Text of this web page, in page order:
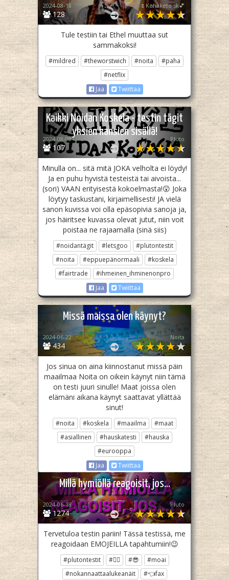
128
2024-08-18 🌷Kehäketo sk💕
Tule testiin tai Ethel muuttaa sut
sammakoksi!
#mildred #theworstwich #noita
#paha
#netflix
Jaa
Twiittaa
Kaikki Noidan Koskela - testin tägit
yksien kansien sisällä!
107
2024-08-08 Pluto­
Minulla on... sitä mitä JOKA velholta ei löydy!
Ja en puhu hyvistä testeistä tai aivoista...
(sori) VAAN erityisestä kokoelmasta!😲 Joka
löytyy taskustani, kirjaimellisesti! JA vielä
sanon kuvissa voi olla epäsopivia sanoja ja,
jos häiritsee kuvassa olevat jutut, niin voit
poistaa ne rajaamalla (sinä siis)
#noidantägit #letsgoo
#plutontestit
#noita
#eppuepänormaali
#koskela
#fairtrade
#ihmeinen_ihminenonpro
Jaa
Twiittaa
Missä maissa olen käynyt?
434
2024-06-22 Noita
Jos sinua on aina kiinnostanut missä päin
maailmaa Noita on oikein käynyt niin tämä
on testi juuri sinulle! Maat joissa olen
elämäni aikana käynyt saattavat yllättää
sinut!
#noita #koskela #maailma
#maat
#asiallinen
#hauskatesti
#hauska
#eurooppa
Jaa
Twiittaa
Millä hymiöllä reagoisit, jos...
1274
2024-06-18 Pluto­
Tervetuloa testin pariin! Tässä testissä, me
reagoidaan EMOJEILLA tapahtumiin!😉
#plutontestit #😮‍💨 #😎
#moai
#nokannaattaalukeanäit
#👈fax